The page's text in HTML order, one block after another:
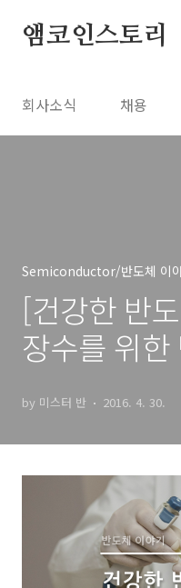
앰코인스토리
회사소식 채용
Semiconductor/반도체 이
[건강한 반
장수를 위한
by 미스터 반 2016. 4. 30.